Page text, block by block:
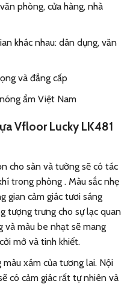
phòng, cửa hàng, nhà
khác nhau: dân dụng, văn
và đẳng cấp
ẩm Việt Nam
Vfloor Lucky LK481
cho sàn và tường sẽ có tác
trong phòng . Màu sắc nhẹ
gian cảm giác tươi sáng
tượng trưng cho sự lạc quan
và màu be nhạt sẽ mang
mở và tinh khiết.
xám của tương lai. Nội
có cảm giác rất tự nhiên và